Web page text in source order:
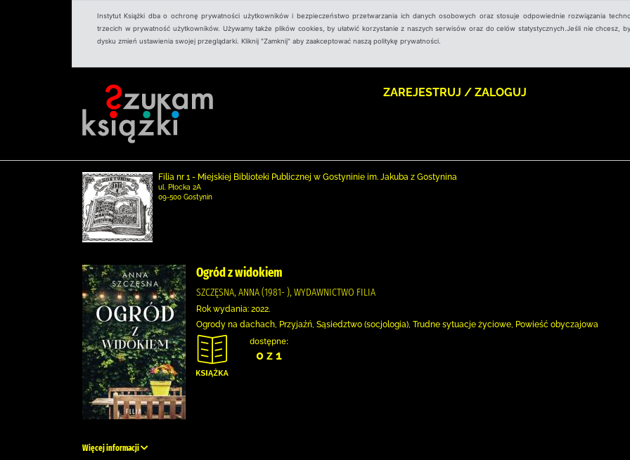
Instytut Książki dba o ochronę prywatności użytkowników i bezpieczeństwo przetwarzania ich danych osobowych oraz stosuje odpowiednie rozwiązania
trzecich w prywatność użytkowników. Używamy także plików cookies, by ułatwić korzystanie z naszych serwisów oraz do celów statystycznych.Jeśli nie chcesz,
dysku zmień ustawienia swojej przeglądarki. Kliknij "Zamknij" aby zaakceptować naszą politykę prywatności.
ZAREJESTRUJ / ZALOGUJ
Filia nr 1 - Miejskiej Biblioteki Publicznej w Gostyninie im. Jakuba z Gostynina
ul. Płocka 2A
09-500 Gostynin
Ogród z widokiem
SZCZĘSNA, ANNA (1981- ), WYDAWNICTWO FILIA
Rok wydania: 2022.
Ogrody na dachach, Przyjaźń, Sąsiedztwo (socjologia), Trudne sytuacje życiowe, Powieść obyczajowa
dostępne:
0 z 1
Więcej informacji